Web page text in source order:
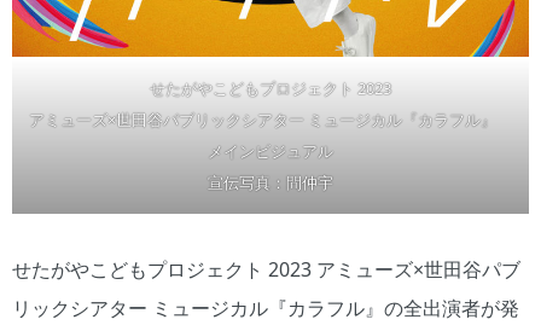
せたがやこどもプロジェクト 2023
アミューズ×世田谷パブリックシアター ミュージカル『カラフル』
メインビジュアル
宣伝写真：間仲宇
せたがやこどもプロジェクト 2023 アミューズ×世田谷パブ
リックシアター ミュージカル『カラフル』の全出演者が発